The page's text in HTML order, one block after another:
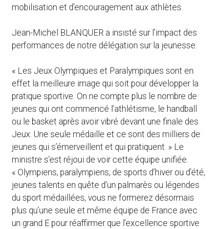
mobilisation et d’encouragement aux athlètes.
Jean-Michel BLANQUER a insisté sur l’impact des
performances de notre délégation sur la jeunesse.
« Les Jeux Olympiques et Paralympiques sont en
effet la meilleure image qui soit pour développer la
pratique sportive. On ne compte plus le nombre de
jeunes qui ont commencé l’athlétisme, le handball
ou le basket après avoir vibré devant une finale des
Jeux. Une seule médaille et ce sont des milliers de
jeunes qui s’émerveillent et qui pratiquent. » Le
ministre s’est réjoui de voir cette équipe unifiée.
« Olympiens, paralympiens, de sports d’hiver ou d’été,
jeunes talents en quête d’un palmarès ou légendes
du sport médaillées, vous ne formerez désormais
plus qu’une seule et même équipe de France avec
un grand E pour réaffirmer que l’excellence sportive